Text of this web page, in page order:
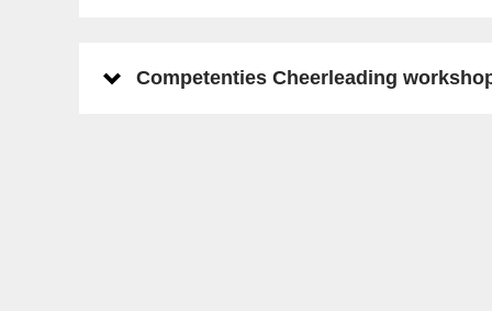
Competenties Cheerleading